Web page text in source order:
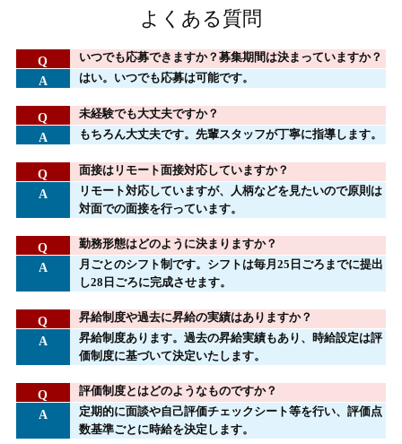
よくある質問
いつでも応募できますか？募集期間は決まっていますか？
はい。いつでも応募は可能です。
未経験でも大丈夫ですか？
もちろん大丈夫です。先輩スタッフが丁寧に指導します。
面接はリモート面接対応していますか？
リモート対応していますが、人柄などを見たいので原則は
対面での面接を行っています。
勤務形態はどのように決まりますか？
月ごとのシフト制です。シフトは毎月25日ごろまでに提出
し28日ごろに完成させます。
昇給制度や過去に昇給の実績はありますか？
昇給制度あります。過去の昇給実績もあり、時給設定は評
価制度に基づいて決定いたします。
評価制度とはどのようなものですか？
定期的に面談や自己評価チェックシート等を行い、評価点
数基準ごとに時給を決定します。